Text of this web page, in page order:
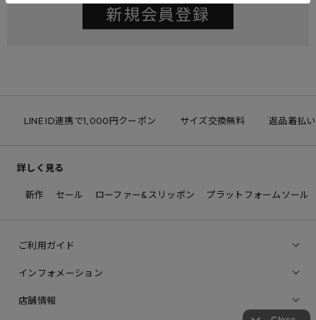
LINE ID連携で1,000円クーポン サイズ交換無料 返品着払い
詳しく見る
新作 セール ローファー&スリッポン プラットフォームソール
ご利用ガイド
インフォメーション
店舗情報